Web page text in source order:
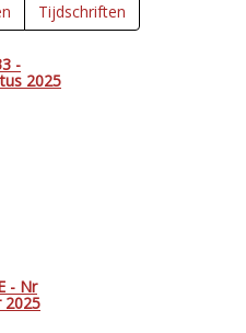
Tijdschriften
-
2025
- Nr
2025